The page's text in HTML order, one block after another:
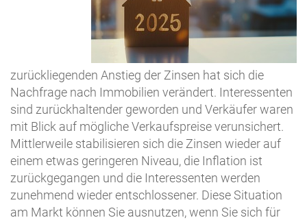
zurückliegenden Anstieg der Zinsen hat sich die
Nachfrage nach Immobilien verändert. Interessenten
sind zurückhaltender geworden und Verkäufer waren
mit Blick auf mögliche Verkaufspreise verunsichert.
Mittlerweile stabilisieren sich die Zinsen wieder auf
einem etwas geringeren Niveau, die Inflation ist
zurückgegangen und die Interessenten werden
zunehmend wieder entschlossener. Diese Situation
am Markt können Sie ausnutzen, wenn Sie sich für